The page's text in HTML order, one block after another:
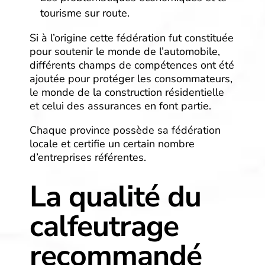
tourisme sur route.
Si à l’origine cette fédération fut constituée
pour soutenir le monde de l’automobile,
différents champs de compétences ont été
ajoutée pour protéger les consommateurs,
le monde de la construction résidentielle
et celui des assurances en font partie.
Chaque province possède sa fédération
locale et certifie un certain nombre
d’entreprises référentes.
La qualité du
calfeutrage
recommandé